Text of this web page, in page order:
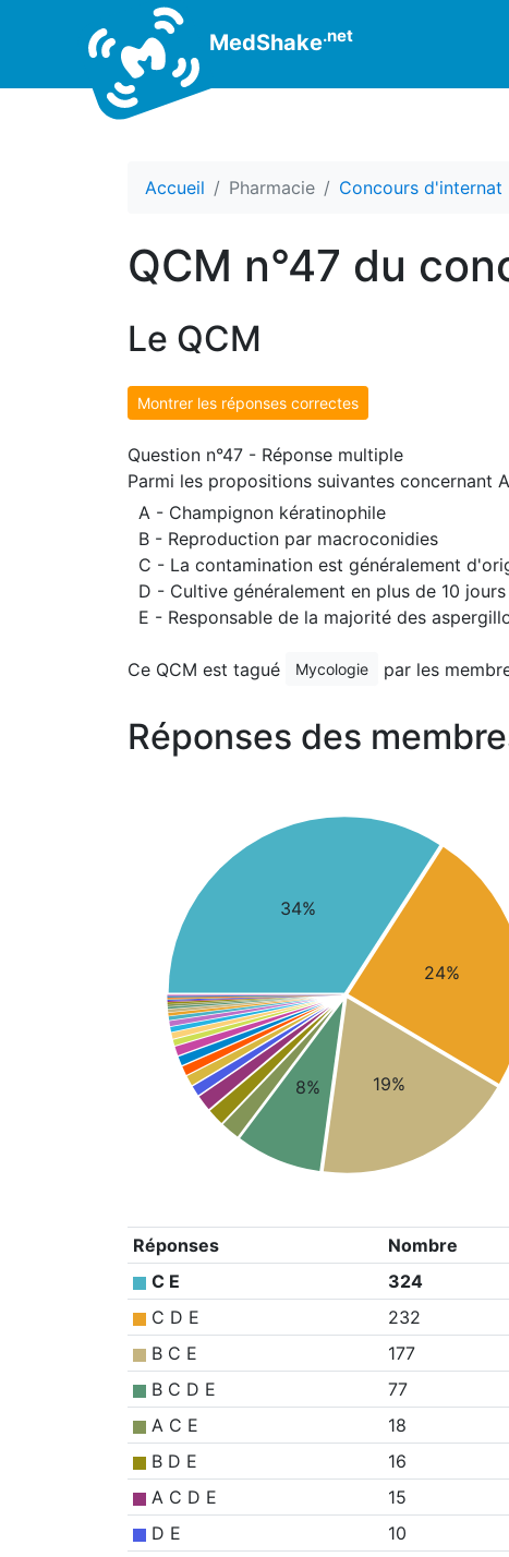
MedShake.net
Accueil Pharmacie Concours d'internat
QCM n°47 du
Le QCM
Montrer les réponses correctes
Question n°47 - Réponse multiple
Parmi les propositions suivantes concernant
A - Champignon kératinophile
B - Reproduction par macroconidies
C - La contamination est généralement
D - Cultive généralement en plus de 10
E - Responsable de la majorité des
Ce QCM est tagué Mycologie par les
Réponses des
34%
24%
19%
8%
Réponses Nombre
C E
324
C D E
232
B C E
177
B C D E
77
A C E
18
B D E
16
A C D E
15
D E
10